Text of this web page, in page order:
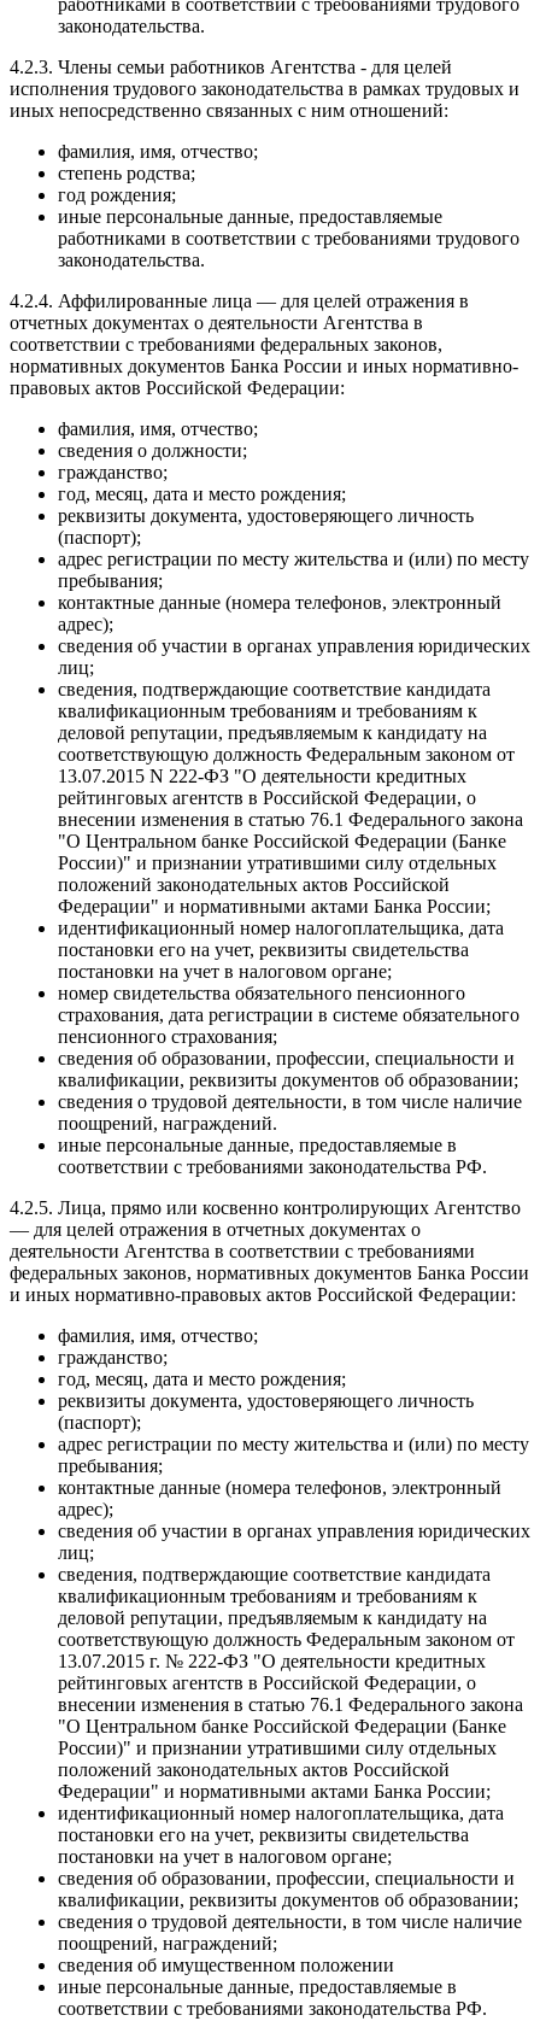
работниками в соответствии с требованиями трудового
законодательства.
4.2.3. Члены семьи работников Агентства - для целей
исполнения трудового законодательства в рамках трудовых и
иных непосредственно связанных с ним отношений:
фамилия, имя, отчество;
степень родства;
год рождения;
иные персональные данные, предоставляемые
работниками в соответствии с требованиями трудового
законодательства.
4.2.4. Аффилированные лица — для целей отражения в
отчетных документах о деятельности Агентства в
соответствии с требованиями федеральных законов,
нормативных документов Банка России и иных нормативно-
правовых актов Российской Федерации:
фамилия, имя, отчество;
сведения о должности;
гражданство;
год, месяц, дата и место рождения;
реквизиты документа, удостоверяющего личность
(паспорт);
адрес регистрации по месту жительства и (или) по месту
пребывания;
контактные данные (номера телефонов, электронный
адрес);
сведения об участии в органах управления юридических
лиц;
сведения, подтверждающие соответствие кандидата
квалификационным требованиям и требованиям к
деловой репутации, предъявляемым к кандидату на
соответствующую должность Федеральным законом от
13.07.2015 N 222-ФЗ "О деятельности кредитных
рейтинговых агентств в Российской Федерации, о
внесении изменения в статью 76.1 Федерального закона
"О Центральном банке Российской Федерации (Банке
России)" и признании утратившими силу отдельных
положений законодательных актов Российской
Федерации" и нормативными актами Банка России;
идентификационный номер налогоплательщика, дата
постановки его на учет, реквизиты свидетельства
постановки на учет в налоговом органе;
номер свидетельства обязательного пенсионного
страхования, дата регистрации в системе обязательного
пенсионного страхования;
сведения об образовании, профессии, специальности и
квалификации, реквизиты документов об образовании;
сведения о трудовой деятельности, в том числе наличие
поощрений, награждений.
иные персональные данные, предоставляемые в
соответствии с требованиями законодательства РФ.
4.2.5. Лица, прямо или косвенно контролирующих Агентство
— для целей отражения в отчетных документах о
деятельности Агентства в соответствии с требованиями
федеральных законов, нормативных документов Банка России
и иных нормативно-правовых актов Российской Федерации:
фамилия, имя, отчество;
гражданство;
год, месяц, дата и место рождения;
реквизиты документа, удостоверяющего личность
(паспорт);
адрес регистрации по месту жительства и (или) по месту
пребывания;
контактные данные (номера телефонов, электронный
адрес);
сведения об участии в органах управления юридических
лиц;
сведения, подтверждающие соответствие кандидата
квалификационным требованиям и требованиям к
деловой репутации, предъявляемым к кандидату на
соответствующую должность Федеральным законом от
13.07.2015 г. № 222-ФЗ "О деятельности кредитных
рейтинговых агентств в Российской Федерации, о
внесении изменения в статью 76.1 Федерального закона
"О Центральном банке Российской Федерации (Банке
России)" и признании утратившими силу отдельных
положений законодательных актов Российской
Федерации" и нормативными актами Банка России;
идентификационный номер налогоплательщика, дата
постановки его на учет, реквизиты свидетельства
постановки на учет в налоговом органе;
сведения об образовании, профессии, специальности и
квалификации, реквизиты документов об образовании;
сведения о трудовой деятельности, в том числе наличие
поощрений, награждений;
сведения об имущественном положении
иные персональные данные, предоставляемые в
соответствии с требованиями законодательства РФ.